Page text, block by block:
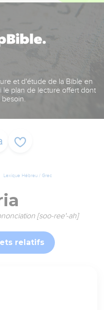
et d'étude de la Bible en
le plan de lecture offert dont
Lexique Hébreu / Grec
[soo-ree'-ah]
relatifs